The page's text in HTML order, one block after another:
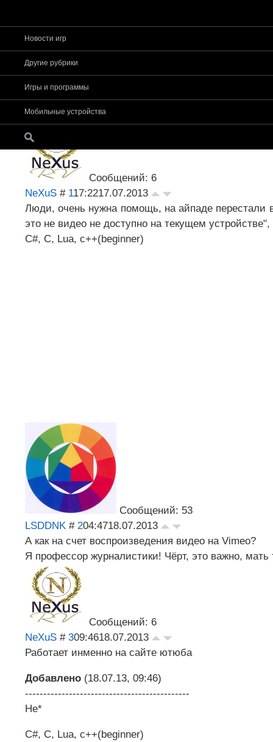
Новости игр
Другие рубрики
Игры и программы
Мобильные устройства
Страница
Форум app-s
» Прочее »
Вопрос - ответ.
воспроизведением видео на айпад 3
Проблема с воспроизведением видео на айпад 3
Сообщений: 6
NeXuS # 117:2217.07.2013
Люди, очень нужна помощь, на айпаде перестали
это не видео не доступно на текущем
C#, C, Lua, c++(beginner)
Сообщений: 53
LSDDNK # 204:4718.07.2013
А как на счет воспроизведения видео на Vimeo?
Я профессор журналистики! Чёрт, это важно,
Сообщений: 6
NeXuS # 309:4618.07.2013
Работает инменно на сайте ютюба
Добавлено (18.07.13, 09:46)
---------------------------------------------
Не*
C#, C, Lua, c++(beginner)